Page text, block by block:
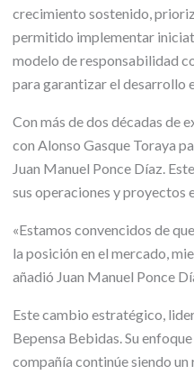
crecimiento sostenido,
permitido implementar
modelo de responsabilidad
para garantizar el desarrollo
Con más de dos décadas de
con Alonso Gasque Toraya
Juan Manuel Ponce Díaz.
sus operaciones y proyectos
«Estamos convencidos de
la posición en el mercado,
añadió Juan Manuel Ponce
Este cambio estratégico,
Bepensa Bebidas. Su
compañía continúe siendo